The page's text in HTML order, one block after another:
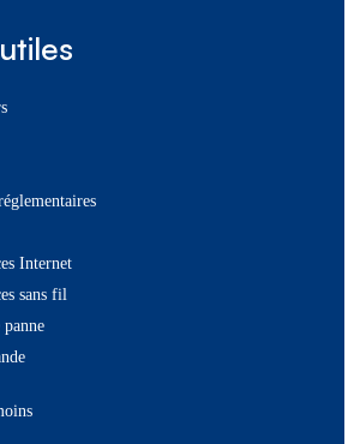
Internet
sans fil